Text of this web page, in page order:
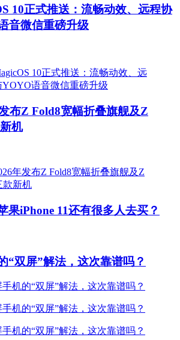
10正式推送：流畅动效、远程协
音微信重磅升级
布Z Fold8宽幅折叠旗舰及Z
机
果iPhone 11还有很多人去买？
“双屏”解法，这次靠谱吗？